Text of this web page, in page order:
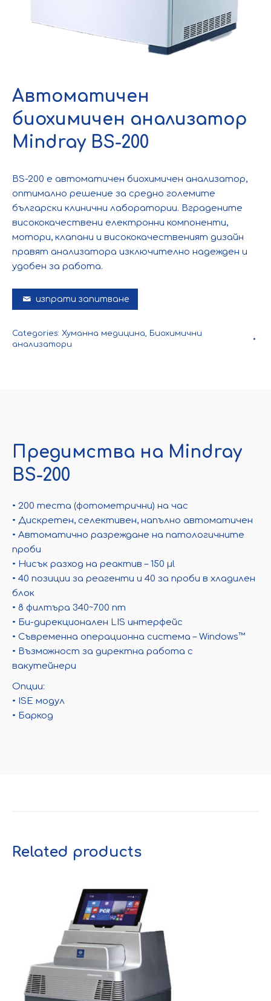
Автоматичен
биохимичен анализатор
Mindray BS-200
BS-200 е автоматичен биохимичен анализатор,
оптимално решение за средно големите
български клинични лаборатории. Вградените
висококачествени електронни компоненти,
мотори, клапани и висококачественият дизайн
правят анализатора изключително надежден и
удобен за работа.
изпрати запитване
Categories: Хуманна медицина, Биохимични
анализатори
Предимства на Mindray
BS-200
• 200 теста (фотометрични) на час
• Дискретен, селективен, напълно автоматичен
• Автоматично разреждане на патологичните
проби
• Нисък разход на реактив – 150 µl
• 40 позиции за реагенти и 40 за проби в хладилен
блок
• 8 филтъра 340~700 nm
• Би-дирекционален LIS интерфейс
• Съвременна операционна система – Windows™
• Възможност за директна работа с
вакутейнери
Опции:
• ISE модул
• Баркод
Related products